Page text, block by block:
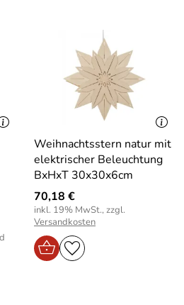
Weihnachtsstern natur mit
elektrischer Beleuchtung
BxHxT 30x30x6cm
70,18 €
inkl. 19% MwSt., zzgl.
Versandkosten